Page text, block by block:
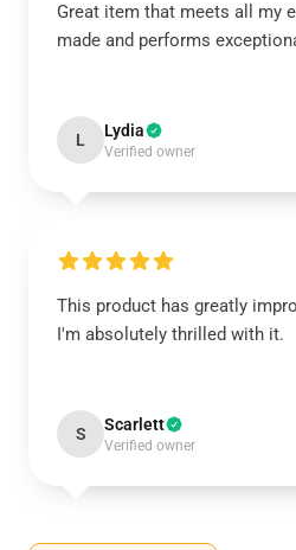
Great item that meets all my
made and performs
L Lydia
Verified owner
This product has greatly
I'm absolutely thrilled with it.
S Scarlett
Verified owner